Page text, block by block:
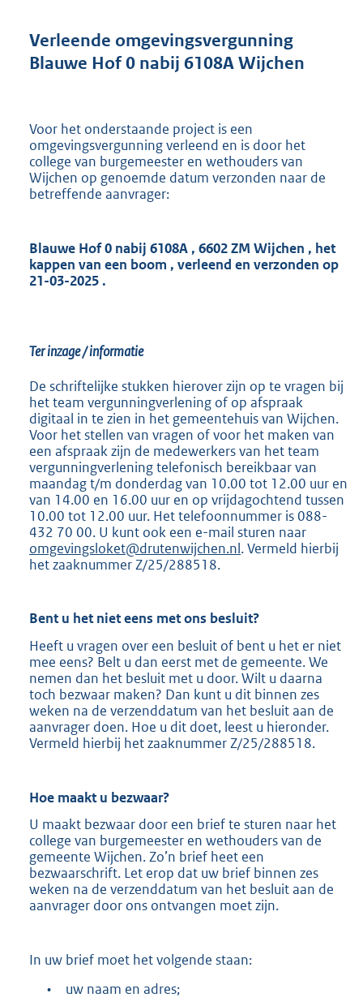
r
o
e
:
8
Verleende omgevingsvergunning
Blauwe Hof 0 nabij 6108A Wijchen
Voor het onderstaande project is een
omgevingsvergunning verleend en is door het
college van burgemeester en wethouders van
Wijchen op genoemde datum verzonden naar de
betreffende aanvrager:
Blauwe Hof 0 nabij 6108A , 6602 ZM Wijchen , het
kappen van een boom , verleend en verzonden op
21-03-2025.
Ter inzage / informatie
De schriftelijke stukken hierover zijn op te vragen bij
het team vergunningverlening of op afspraak
digitaal in te zien in het gemeentehuis van Wijchen.
Voor het stellen van vragen of voor het maken van
een afspraak zijn de medewerkers van het team
vergunningverlening telefonisch bereikbaar van
maandag t/m donderdag van 10.00 tot 12.00 uur en
van 14.00 en 16.00 uur en op vrijdagochtend tussen
10.00 tot 12.00 uur. Het telefoonnummer is 088-
432 70 00. U kunt ook een e-mail sturen naar
omgevingsloket@drutenwijchen.nl. Vermeld hierbij
het zaaknummer Z/25/288518.
Bent u het niet eens met ons besluit?
Heeft u vragen over een besluit of bent u het er niet
mee eens? Belt u dan eerst met de gemeente. We
nemen dan het besluit met u door. Wilt u daarna
toch bezwaar maken? Dan kunt u dit binnen zes
weken na de verzenddatum van het besluit aan de
aanvrager doen. Hoe u dit doet, leest u hieronder.
Vermeld hierbij het zaaknummer Z/25/288518.
Hoe maakt u bezwaar?
U maakt bezwaar door een brief te sturen naar het
college van burgemeester en wethouders van de
gemeente Wijchen. Zo’n brief heet een
bezwaarschrift. Let erop dat uw brief binnen zes
weken na de verzenddatum van het besluit aan de
aanvrager door ons ontvangen moet zijn.
In uw brief moet het volgende staan:
•
uw naam en adres;